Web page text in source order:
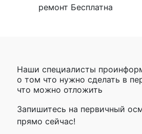
ремонт Бесплатна
Наши специалисты
о том что нужно сделать в
что можно отложить
Запишитесь на первичный
прямо сейчас!